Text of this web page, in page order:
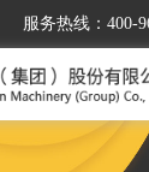
服务热线：400-